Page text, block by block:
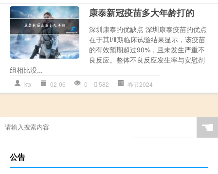
康泰新冠疫苗多大年龄打的
深圳康泰的优缺点 深圳康泰疫苗的优点
在于其Ⅰ/Ⅱ期临床试验结果显示，该疫苗
的有效预期超过90%，且未发生严重不
良反应。整体不良反应发生率与安慰剂
组相比没...
ktx 02-06 0 582 春节2024
☚
公告